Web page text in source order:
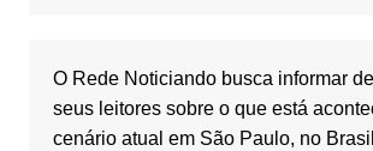
O Rede Noticiando busca informar
seus leitores sobre o que está
cenário atual em São Paulo, no